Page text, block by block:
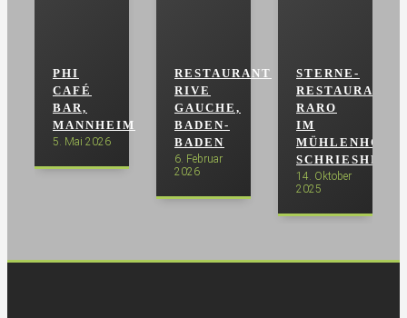
PHI
CAFÉ
BAR,
MANNHEIM
5. Mai 2026
RESTAURANT
RIVE
GAUCHE,
BADEN-
BADEN
6. Februar
2026
STERNE-
RESTAURANT
RARO
IM
MÜHLENHOF,
SCHRIESHEIM
14. Oktober
2025